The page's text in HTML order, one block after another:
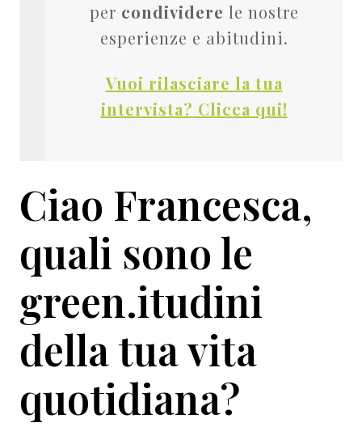
per condividere le nostre
esperienze e abitudini.
Vuoi rilasciare la tua
intervista? Clicca qui!
Ciao Francesca,
quali sono le
green.itudini
della tua vita
quotidiana?